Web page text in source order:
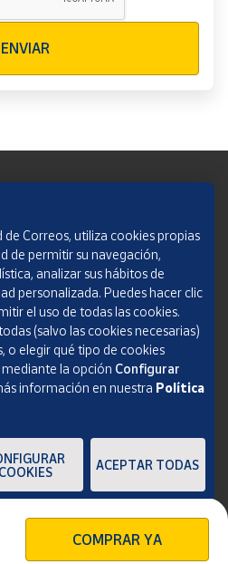
COMPRAR YA
ENVIAR
S.A., S.M.E. Todos los derechos
Correos, utiliza cookies propias
de permitir su navegación,
analizar sus hábitos de
personalizada. Puedes hacer clic
el uso de todas las cookies.
(salvo las cookies necesarias)
o elegir qué tipo de cookies
la opción Configurar
información en nuestra Política
COOKIES
ACEPTAR TODAS